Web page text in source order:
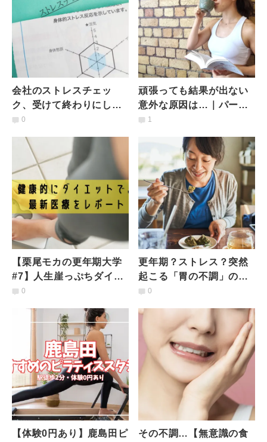
会社のストレスチェッ
ク、受けて終わりにして
いない？臨床心理士が指
の生かし方
0
頑張っても結果が出ない
意外な原因は…｜パーソ
ナルトレーナーが伝えた
1
【栗尾モカの更年期大学
#7】人生崖っぷちダイエ
ット！健康的に痩せる最
0
更年期？ストレス？突然
起こる「胃の不調」の原
因は？管理栄養士が実践
0
【体験0円あり】鹿島田ピ その不調…【無意識の食